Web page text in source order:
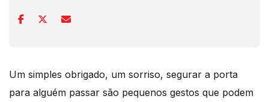
Um simples obrigado, um sorriso, segurar a porta
para alguém passar são pequenos gestos que podem